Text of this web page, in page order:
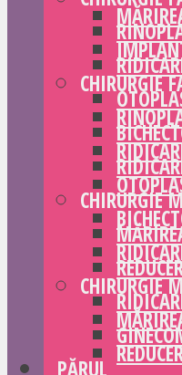
CHIRURGIE
PĂRUL
CHIRURGIE
CHIRURGIE